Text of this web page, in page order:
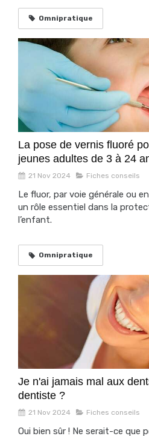
Omnipratique
La pose de vernis fluoré
jeunes adultes de 3 à 24
21 Nov 2024 Fiches conseils
Le fluor, par voie générale ou
un rôle essentiel dans la
l’enfant.
Omnipratique
Je n'ai jamais mal aux
dentiste ?
21 Nov 2024 Fiches conseils
Oui bien sûr ! Ne serait-ce que